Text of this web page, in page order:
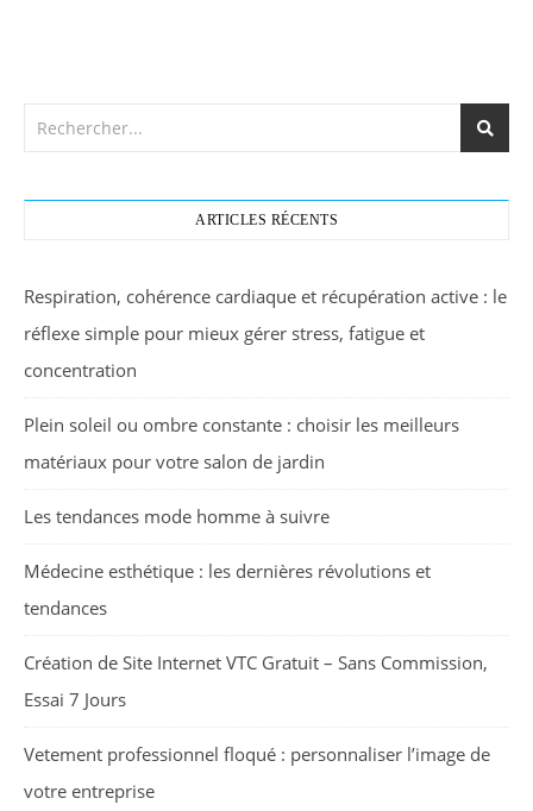
ARTICLES RÉCENTS
Respiration, cohérence cardiaque et récupération active : le
réflexe simple pour mieux gérer stress, fatigue et
concentration
Plein soleil ou ombre constante : choisir les meilleurs
matériaux pour votre salon de jardin
Les tendances mode homme à suivre
Médecine esthétique : les dernières révolutions et
tendances
Création de Site Internet VTC Gratuit – Sans Commission,
Essai 7 Jours
Vetement professionnel floqué : personnaliser l’image de
votre entreprise